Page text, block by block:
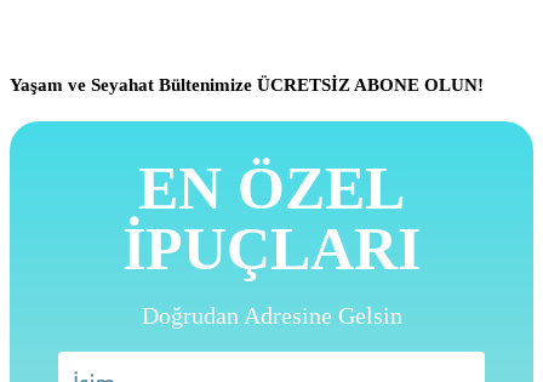
Yaşam ve Seyahat Bültenimize ÜCRETSİZ ABONE OLUN!
EN ÖZEL
İPUÇLARI
Doğrudan Adresine Gelsin